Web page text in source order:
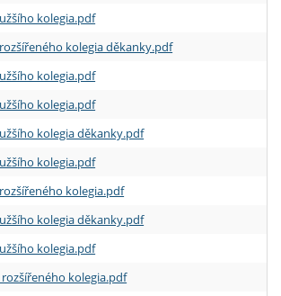
kolegia.pdf
rozšířeného kolegia děkanky.pdf
kolegia.pdf
kolegia.pdf
kolegia děkanky.pdf
kolegia.pdf
kolegia.pdf
kolegia děkanky.pdf
kolegia.pdf
rozšířeného kolegia.pdf